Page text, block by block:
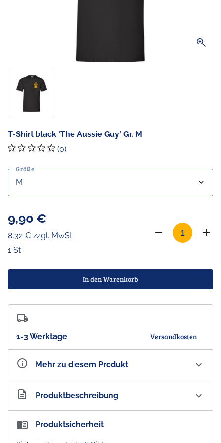
zoom_in
T-Shirt black 'The Aussie Guy' Gr. M
(0)
Größe
9,90 €
8,32 € zzgl. MwSt.
1 St
In den Warenkorb
1-3 Werktage Versandkosten
Mehr zu diesem Produkt
Artikelnummer AU300041
Produktbeschreibung
T-Shirt black - The-Aussie-Guy
Produktsicherheit